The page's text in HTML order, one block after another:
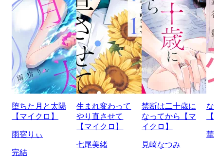
堕ちた月と太陽
【マイクロ】
雨宿りぃ
完結
生まれ変わって
やり直させて
【マイクロ】
七尾美緒
禁断は二十歳に
なってから【マ
イクロ】
見崎なつみ
な
華